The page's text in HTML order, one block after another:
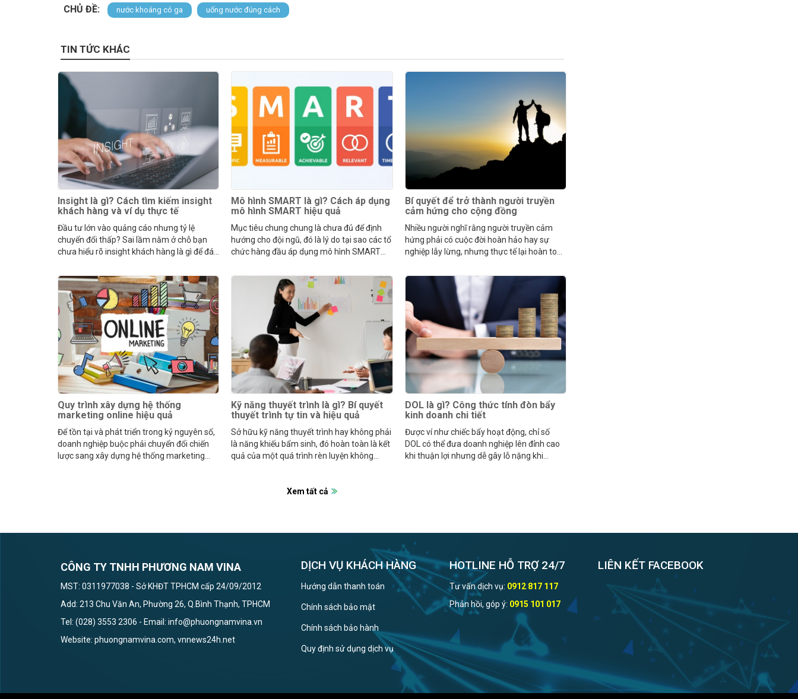
CHỦ ĐỀ: nước khoáng có ga uống nước đúng cách
TIN TỨC KHÁC
Insight là gì? Cách tìm kiếm insight
khách hàng và ví dụ thực tế
Đầu tư lớn vào quảng cáo nhưng tỷ lệ
chuyển đổi thấp? Sai lầm nằm ở chỗ bạn
chưa hiểu rõ insight khách hàng là gì để đáp
Mô hình SMART là gì? Cách áp dụng
mô hình SMART hiệu quả
Mục tiêu chung chung là chưa đủ để định
hướng cho đội ngũ, đó là lý do tại sao các tổ
chức hàng đầu áp dụng mô hình SMART
Bí quyết để trở thành người truyền
cảm hứng cho cộng đồng
Nhiều người nghĩ rằng người truyền cảm
hứng phải có cuộc đời hoàn hảo hay sự
nghiệp lẫy lừng, nhưng thực tế lại hoàn toàn
Quy trình xây dựng hệ thống
marketing online hiệu quả
Để tồn tại và phát triển trong kỷ nguyên số,
doanh nghiệp buộc phải chuyển đổi chiến
lược sang xây dựng hệ thống marketing
Kỹ năng thuyết trình là gì? Bí quyết
thuyết trình tự tin và hiệu quả
Sở hữu kỹ năng thuyết trình hay không phải
là năng khiếu bẩm sinh, đó hoàn toàn là kết
quả của một quá trình rèn luyện không
DOL là gì? Công thức tính đòn bẩy
kinh doanh chi tiết
Được ví như chiếc bẩy hoạt động, chỉ số
DOL có thể đưa doanh nghiệp lên đỉnh cao
khi thuận lợi nhưng dễ gây lỗ nặng khi
Xem tất cả
CÔNG TY TNHH PHƯƠNG NAM VINA
MST: 0311977038 - Sở KHĐT TPHCM cấp 24/09/2012
Add: 213 Chu Văn An, Phường 26, Q.Bình Thạnh, TPHCM
Tel: (028) 3553 2306 - Email: info@phuongnamvina.vn
Website: phuongnamvina.com, vnnews24h.net
DỊCH VỤ KHÁCH HÀNG
Hướng dẫn thanh toán
Chính sách bảo mật
Chính sách bảo hành
Quy định sử dụng dịch vụ
HOTLINE HỖ TRỢ 24/7
Tư vấn dịch vụ: 0912 817 117
Phản hồi, góp ý: 0915 101 017
LIÊN KẾT FACEBOOK